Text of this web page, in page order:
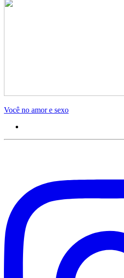
Você no amor e sexo